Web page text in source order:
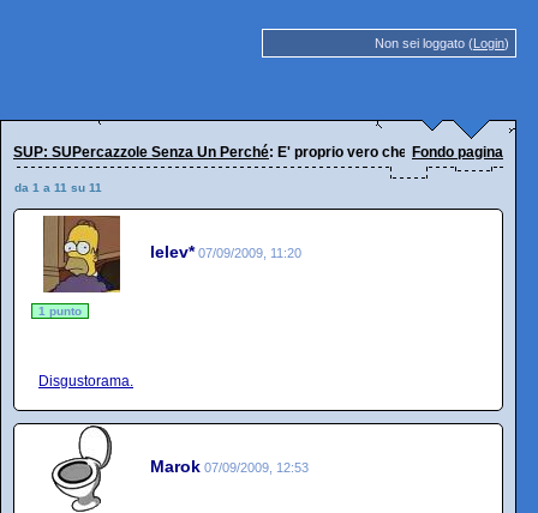
Non sei loggato (Login)
SUP: SUPercazzole Senza Un Perché: E' proprio vero che il "pezzo di carta"
Fondo pagina
da 1 a 11 su 11
lelev* 07/09/2009, 11:20
1 punto
Disgustorama.
Marok 07/09/2009, 12:53